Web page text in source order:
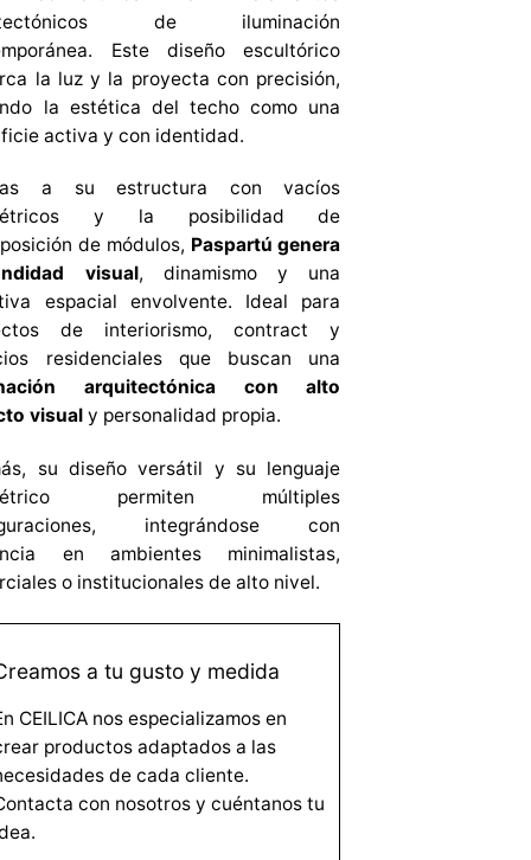
de iluminación
Este diseño escultórico
la luz y la proyecta con precisión,
la estética del techo como una
activa y con identidad.
a su estructura con vacíos
y la posibilidad de
de módulos, Paspartú genera
visual, dinamismo y una
espacial envolvente. Ideal para
de interiorismo, contract y
residenciales que buscan una
arquitectónica con alto
visual y personalidad propia.
su diseño versátil y su lenguaje
permiten múltiples
integrándose con
en ambientes minimalistas,
o institucionales de alto nivel.
a tu gusto y medida
CEILICA nos especializamos en
productos adaptados a las
de cada cliente.
con nosotros y cuéntanos tu